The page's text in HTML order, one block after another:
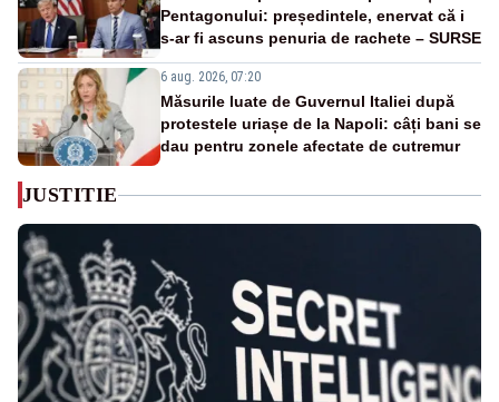
Pentagonului: președintele, enervat că i
s-ar fi ascuns penuria de rachete – SURSE
6 aug. 2026, 07:20
Măsurile luate de Guvernul Italiei după
protestele uriașe de la Napoli: câți bani se
dau pentru zonele afectate de cutremur
JUSTITIE